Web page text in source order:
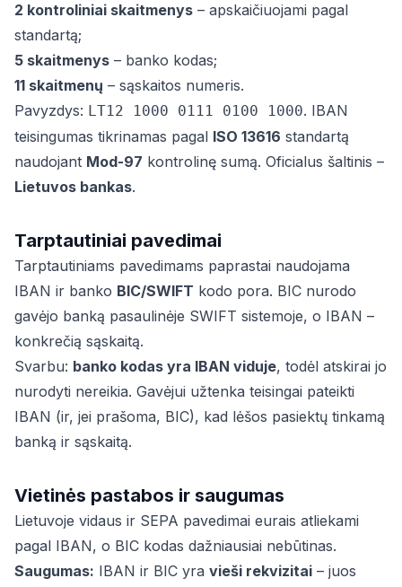
2 kontroliniai skaitmenys – apskaičiuojami pagal
standartą;
5 skaitmenys – banko kodas;
11 skaitmenų – sąskaitos numeris.
Pavyzdys: LT12 1000 0111 0100 1000. IBAN
teisingumas tikrinamas pagal ISO 13616 standartą
naudojant Mod-97 kontrolinę sumą. Oficialus šaltinis –
Lietuvos bankas.
Tarptautiniai pavedimai
Tarptautiniams pavedimams paprastai naudojama
IBAN ir banko BIC/SWIFT kodo pora. BIC nurodo
gavėjo banką pasaulinėje SWIFT sistemoje, o IBAN –
konkrečią sąskaitą.
Svarbu: banko kodas yra IBAN viduje, todėl atskirai jo
nurodyti nereikia. Gavėjui užtenka teisingai pateikti
IBAN (ir, jei prašoma, BIC), kad lėšos pasiektų tinkamą
banką ir sąskaitą.
Vietinės pastabos ir saugumas
Lietuvoje vidaus ir SEPA pavedimai eurais atliekami
pagal IBAN, o BIC kodas dažniausiai nebūtinas.
Saugumas: IBAN ir BIC yra vieši rekvizitai – juos